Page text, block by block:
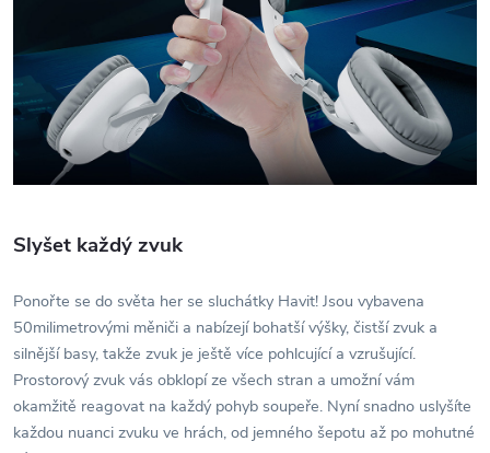
Slyšet každý zvuk
Ponořte se do světa her se sluchátky Havit! Jsou vybavena
50milimetrovými měniči a nabízejí bohatší výšky, čistší zvuk a
silnější basy, takže zvuk je ještě více pohlcující a vzrušující.
Prostorový zvuk vás obklopí ze všech stran a umožní vám
okamžitě reagovat na každý pohyb soupeře. Nyní snadno uslyšíte
každou nuanci zvuku ve hrách, od jemného šepotu až po mohutné